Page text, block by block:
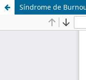
Síndrome de